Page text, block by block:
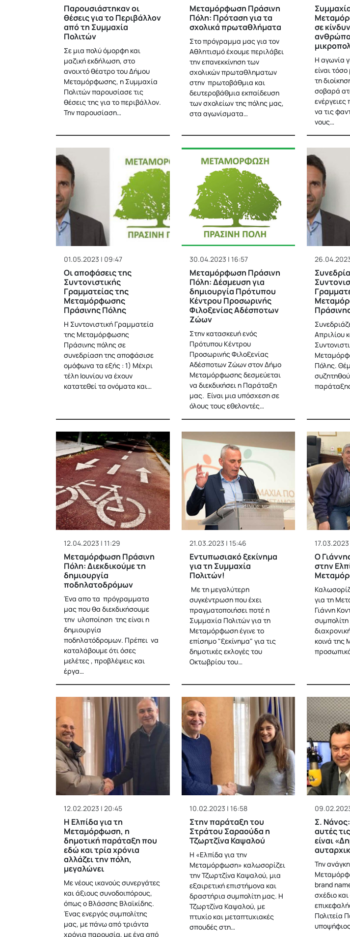
Παρουσιάστηκαν οι
θέσεις για το Περιβάλλον
από τη Συμμαχία
Πολιτών
Σε μια πολύ όμορφη και
μαζική εκδήλωση, στο
ανοιχτό θέατρο του Δήμου
Μεταμόρφωσης, η Συμμαχία
Πολιτών παρουσίασε τις
θέσεις της για το περιβάλλον.
Την παρουσίαση…
Μεταμόρφωση Πράσινη
Πόλη: Πρόταση για τα
σχολικά πρωταθλήματα
Στο πρόγραμμα μας για τον
Αθλητισμό έχουμε περιλάβει
την επανεκκίνηση των
σχολικών πρωταθληματων
στην πρωτοβάθμια και
δευτεροβάθμια εκπαίδευση
των σχολείων της πόλης μας,
στα αγωνίσματα…
σε
Η αγωνία
είναι
τη
σοβαρά
να τις
νους…
01.05.2023 | 09:47
Οι αποφάσεις της
Συντονιστικής
Γραμματείας της
Μεταμόρφωσης
Πράσινης Πόλης
Η Συντονιστική Γραμματεία
της Μεταμόρφωσης
Πράσινης πόλης σε
συνεδρίαση της αποφάσισε
ομόφωνα τα εξής : 1) Μέχρι
τέλη Ιουνίου να έχουν
κατατεθεί τα ονόματα και…
30.04.2023 | 16:57
Μεταμόρφωση Πράσινη
Πόλη: Δέσμευση για
δημιουργία Πρότυπου
Κέντρου Προσωρινής
Φιλοξενίας Αδέσποτων
Ζώων
Στην κατασκευή ενός
Πρότυπου Κέντρου
Προσωρινής Φιλοξενίας
Αδέσποτων Ζώων στον Δήμο
Μεταμόρφωσης δεσμεύεται
να διεκδικήσει η Παράταξη
μας. Είναι μια υπόσχεση σε
όλους τους εθελοντές…
Απριλίου
Πόλης.
12.04.2023 | 11:29
Μεταμόρφωση Πράσινη
Πόλη: Διεκδικούμε τη
δημιουργία
ποδηλατοδρόμων
Ένα απο τα πρόγραμματα
μας που θα διεκδικήσουμε
την υλοποίηση της είναι η
δημιουργία
ποδηλατόδρομων. Πρέπει να
καταλάβουμε ότι όσες
μελέτες , προβλέψεις και
έργα…
21.03.2023 | 15:46
Εντυπωσιακό ξεκίνημα
για τη Συμμαχία
Πολιτών!
Με τη μεγαλύτερη
συγκέντρωση που έχει
πραγματοποιήσει ποτέ η
Συμμαχία Πολιτών για τη
Μεταμόρφωση έγινε το
επίσημο "ξεκίνημα" για τις
δημοτικές εκλογές του
Οκτωβρίου του…
Ο
στην
για τη
Γιάννη
κοινά της
12.02.2023 | 20:45
Η Ελπίδα για τη
Μεταμόρφωση, η
δημοτική παράταξη που
εδώ και τρία χρόνια
αλλάζει την πόλη,
μεγαλώνει
Με νέους ικανούς συνεργάτες
και άξιους συνοδοιπόρους,
όπως ο Βλάσσης Βλαϊκίδης.
Ένας ενεργός συμπολίτης
μας, με πάνω από τριάντα
χρόνια παρουσία, με ένα από
10.02.2023 | 16:58
Στην παράταξη του
Στράτου Σαραούδα η
Τζωρτζίνα Καψαλού
Η «Ελπίδα για την
Μεταμόρφωση» καλωσορίζει
την Τζωρτζίνα Καψαλού, μια
εξαιρετική επιστήμονα και
δραστήρια συμπολίτη μας. Η
Τζωρτζίνα Καψαλού, με
πτυχίο και μεταπτυχιακές
σπουδές στη…
Σ.
αυτές
είναι
Την
brand
σχέδιο
Πολιτεία